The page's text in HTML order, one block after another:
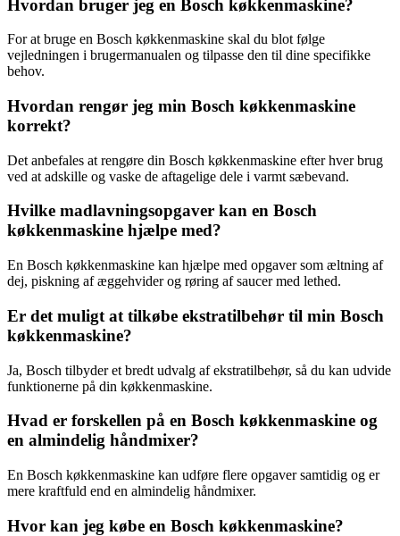
Hvordan bruger jeg en Bosch køkkenmaskine?
For at bruge en Bosch køkkenmaskine skal du blot følge
vejledningen i brugermanualen og tilpasse den til dine specifikke
behov.
Hvordan rengør jeg min Bosch køkkenmaskine
korrekt?
Det anbefales at rengøre din Bosch køkkenmaskine efter hver brug
ved at adskille og vaske de aftagelige dele i varmt sæbevand.
Hvilke madlavningsopgaver kan en Bosch
køkkenmaskine hjælpe med?
En Bosch køkkenmaskine kan hjælpe med opgaver som æltning af
dej, piskning af æggehvider og røring af saucer med lethed.
Er det muligt at tilkøbe ekstratilbehør til min Bosch
køkkenmaskine?
Ja, Bosch tilbyder et bredt udvalg af ekstratilbehør, så du kan udvide
funktionerne på din køkkenmaskine.
Hvad er forskellen på en Bosch køkkenmaskine og
en almindelig håndmixer?
En Bosch køkkenmaskine kan udføre flere opgaver samtidig og er
mere kraftfuld end en almindelig håndmixer.
Hvor kan jeg købe en Bosch køkkenmaskine?